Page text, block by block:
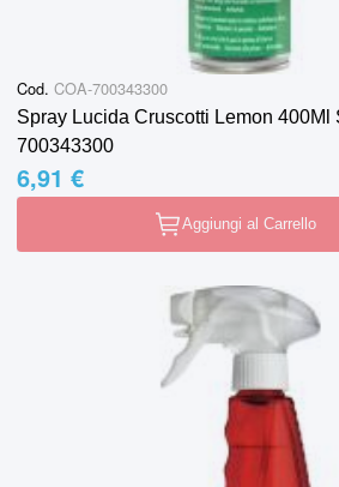
Cod. COA-700343300
Spray Lucida Cruscotti Lemon 400Ml
700343300
6,91 €
Aggiungi al Carrello